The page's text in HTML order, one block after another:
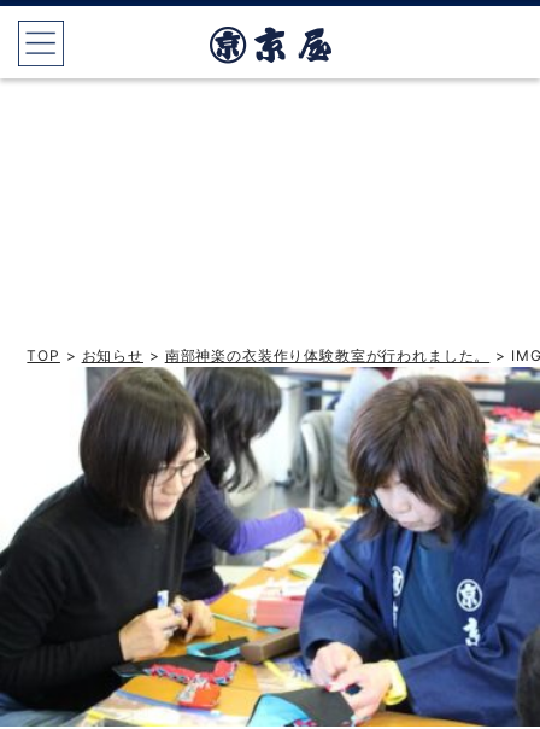
TOP > お知らせ > 南部神楽の衣装作り体験教室が行われました。 >